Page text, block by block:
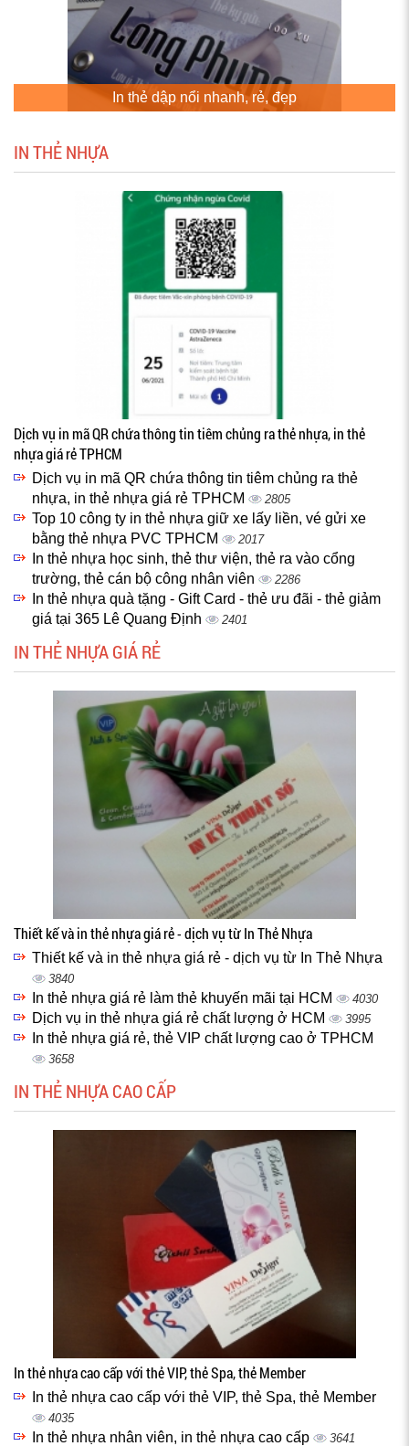
In thẻ dập nổi nhanh, rẻ, đẹp
IN THẺ NHỰA
Dịch vụ in mã QR chứa thông tin tiêm chủng ra thẻ nhựa, in thẻ
nhựa giá rẻ TPHCM
Dịch vụ in mã QR chứa thông tin tiêm chủng ra thẻ
nhựa, in thẻ nhựa giá rẻ TPHCM
2805
Top 10 công ty in thẻ nhựa giữ xe lấy liền, vé gửi xe
bằng thẻ nhựa PVC TPHCM
2017
In thẻ nhựa học sinh, thẻ thư viện, thẻ ra vào cổng
trường, thẻ cán bộ công nhân viên
2286
In thẻ nhựa quà tặng - Gift Card - thẻ ưu đãi - thẻ giảm
giá tại 365 Lê Quang Định
2401
IN THẺ NHỰA GIÁ RẺ
Thiết kế và in thẻ nhựa giá rẻ - dịch vụ từ In Thẻ Nhựa
Thiết kế và in thẻ nhựa giá rẻ - dịch vụ từ In Thẻ Nhựa
3840
In thẻ nhựa giá rẻ làm thẻ khuyến mãi tại HCM 4030
Dịch vụ in thẻ nhựa giá rẻ chất lượng ở HCM 3995
In thẻ nhựa giá rẻ, thẻ VIP chất lượng cao ở TPHCM
3658
IN THẺ NHỰA CAO CẤP
In thẻ nhựa cao cấp với thẻ VIP, thẻ Spa, thẻ Member
In thẻ nhựa cao cấp với thẻ VIP, thẻ Spa, thẻ Member
4035
In thẻ nhựa nhân viên, in thẻ nhựa cao cấp 3641